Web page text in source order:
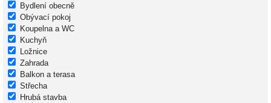
Bydlení obecně
Obývací pokoj
Koupelna a WC
Kuchyň
Ložnice
Zahrada
Balkon a terasa
Střecha
Hrubá stavba